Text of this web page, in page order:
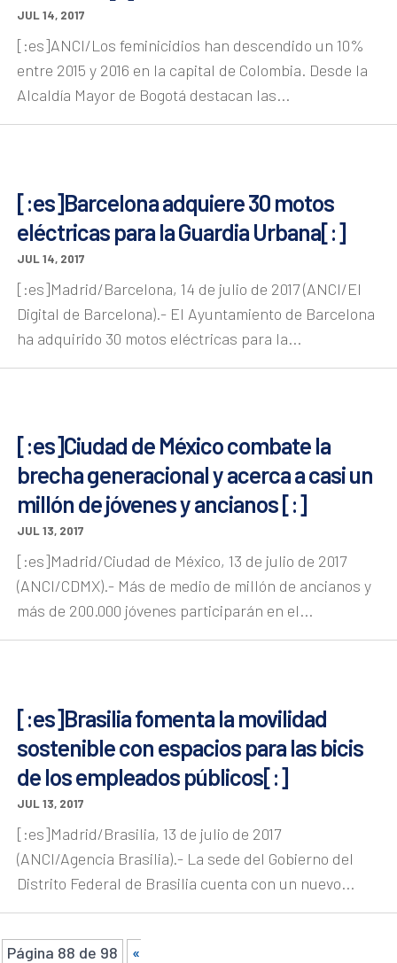
JUL 14, 2017
[:es]ANCI/Los feminicidios han descendido un 10%
entre 2015 y 2016 en la capital de Colombia. Desde la
Alcaldía Mayor de Bogotá destacan las...
[:es]Barcelona adquiere 30 motos
eléctricas para la Guardia Urbana[:]
JUL 14, 2017
[:es]Madrid/Barcelona, 14 de julio de 2017 (ANCI/El
Digital de Barcelona).- El Ayuntamiento de Barcelona
ha adquirido 30 motos eléctricas para la...
[:es]Ciudad de México combate la
brecha generacional y acerca a casi un
millón de jóvenes y ancianos [:]
JUL 13, 2017
[:es]Madrid/Ciudad de México, 13 de julio de 2017
(ANCI/CDMX).- Más de medio de millón de ancianos y
más de 200.000 jóvenes participarán en el...
[:es]Brasilia fomenta la movilidad
sostenible con espacios para las bicis
de los empleados públicos[:]
JUL 13, 2017
[:es]Madrid/Brasilia, 13 de julio de 2017
(ANCI/Agencia Brasilia).- La sede del Gobierno del
Distrito Federal de Brasilia cuenta con un nuevo...
Página 88 de 98
«